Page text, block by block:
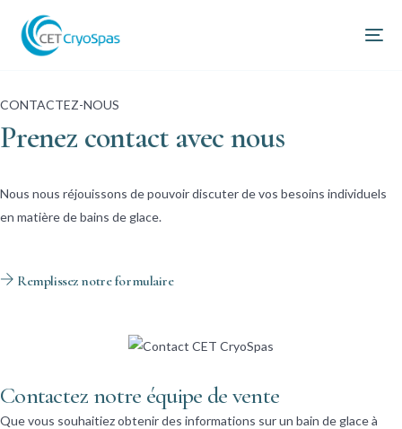
CONTACTEZ-NOUS
Prenez contact avec nous
Nous nous réjouissons de pouvoir discuter de vos besoins individuels
en matière de bains de glace.
Remplissez notre formulaire
Contactez notre équipe de vente
Que vous souhaitiez obtenir des informations sur un bain de glace à